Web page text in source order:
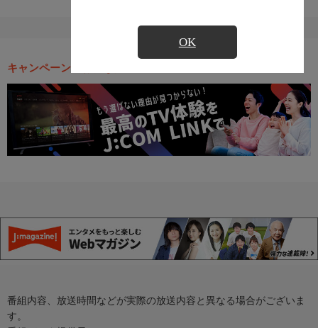
OK
キャンペーン・お得な情報
番組内容、放送時間などが実際の放送内容と異なる場合がございま
す。